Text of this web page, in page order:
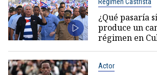
¿Qué pasaría
produce un
régimen en
Actor